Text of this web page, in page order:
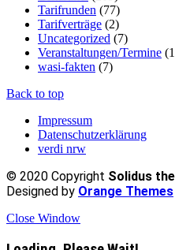
Tarifrunden (77)
Tarifverträge (2)
Uncategorized (7)
Veranstaltungen/Termine
wasi-fakten (7)
Back to top
Impressum
Datenschutzerklärung
verdi nrw
© 2020 Copyright Solidus
Designed by Orange Themes
Close Window